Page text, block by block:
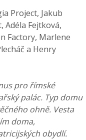
Project, Jakub
Adéla Fejtková,
Factory, Marlene
a Henry
pro římské
palác. Typ domu
ohně. Vesta
doma,
obydlí.